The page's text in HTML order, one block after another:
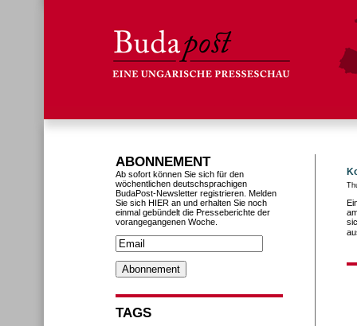
ABONNEMENT
Ab sofort können Sie sich für den
wöchentlichen deutschsprachigen
BudaPost-Newsletter registrieren. Melden
Sie sich HIER an und erhalten Sie noch
einmal gebündelt die Presseberichte der
vorangegangenen Woche.
TAGS